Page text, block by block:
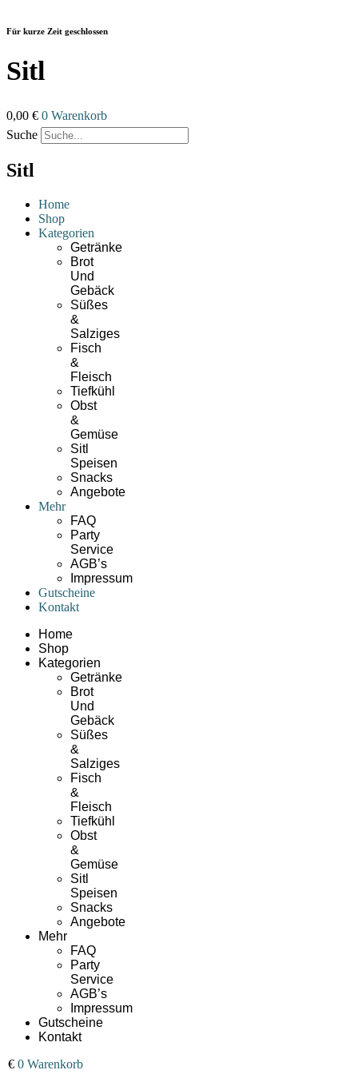
Inhalt
Für kurze Zeit geschlossen
Sitl
0,00 € 0 Warenkorb
Suche
Sitl
Home
Shop
Kategorien
Getränke
Brot
Und
Gebäck
Süßes
&
Salziges
Fisch
&
Fleisch
Tiefkühl
Obst
&
Gemüse
Sitl
Speisen
Snacks
Angebote
Mehr
FAQ
Party
Service
AGB’s
Impressum
Gutscheine
Kontakt
Home
Shop
Kategorien
Getränke
Brot
Und
Gebäck
Süßes
&
Salziges
Fisch
&
Fleisch
Tiefkühl
Obst
&
Gemüse
Sitl
Speisen
Snacks
Angebote
Mehr
FAQ
Party
Service
AGB’s
Impressum
Gutscheine
Kontakt
€ 0 Warenkorb